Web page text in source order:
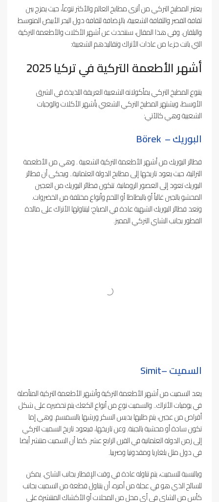
يعتبر المطبخ التركي من أثرى مطابخ العالم والأكثر تنوعاً، حيث يمزج بين
ثقافة القصر والثقافة الشعبية، بالإضافة لثقافة دول البحر الأبيض المتوسط
والبلقان. وفي هذا المقال، سنتحدث عن أشهر الأكلات والأطعمة التركية
التي باتت جزءا من عادات الأتراك وتقاليدهم الشعبية:
أشهر الأطعمة التركية في تركيا 2025
يتنوع المطبخ التركي بمأكولاته الشعبية العريقة اللذيذة في الشرق
الأوسط، ويشتهر المطبخ التركي الشعبي بأشهر الأكلات والوجبات
الشعبية وهي كالآتي:
البوريك – Börek
فطائر البوريك من أشهر الأطعمة التركية الشعبية . وهي من الأطعمة
التراثية، حيث يعود تاريخها إلى مطابخ الدولة العثمانية.. ويحكى أن فطائر
البوريك تعود إلى العصور الرومانية. تتكون فطائر البوريك من العجين
المحشو بالجبن غالباً أو بالبطاطا أو اللحم وأنواع مختلفة من الخضروات.
وتعد فطائر البوريك الشهية عادة في الصباح؛ ليتناولها الأتراك على مائدة
الفطور بجانب الشاي التركي المميز.
السميت –Simit
يعد السميت من أشهر الأطعمة التركية وأشهر الأطعمة التركية المتأصلة
في يوميات الأتراك.. والسميت نوع من أنواع الكعك يتم تحضيره على شكل
أقراص من عجين، يتم طليها بدبس السكر ورشها بالسمسم. وهي إما
تكون سادة أو محشية بالجبنة. وعن تاريخها، فيعود تاريخ السميت التركي
إلى زمن الدولة العثمانية في القرن الرابع عشر. كما أن السميت منتشر أيضا
في دول مثل بلغاريا ومقدونيا وصربيا.
وبالنسبة للسميت، يتم تناوله عادة في وقت الإفطار بجانب الشاي. يمكن
للسائح الذي هو في عجلة من أمره، أن يتناول قطعة من السميت بجانب
كأس من الشاي في أي محل من المحلات أو الأكشاك المنتشرة على